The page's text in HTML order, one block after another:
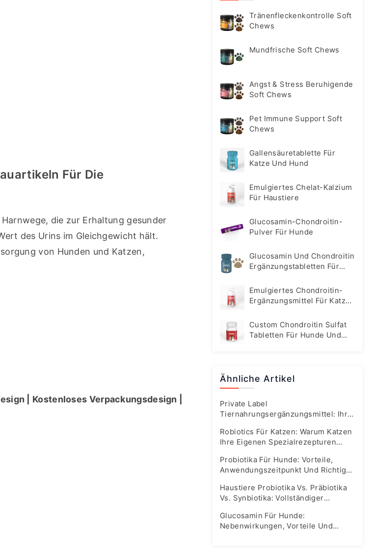
Für Die
die zur Erhaltung gesunder
des Urins im Gleichgewicht hält.
von Hunden und Katzen,
| Kostenloses Verpackungsdesign |
Tränenfleckenkontrolle Soft
Chews
Mundfrische Soft Chews
Angst & Stress Beruhigende
Soft Chews
Pet Immune Support Soft
Chews
Gallensäuretablette Für
Katze Und Hund
Emulgiertes Chelat-Kalzium
Für Haustiere
Glucosamin-Chondroitin-
Pulver Für Hunde
Glucosamin Und Chondroitin
Ergänzungstabletten Für
Emulgiertes Chondroitin-
Ergänzungsmittel Für Katzen
Custom Chondroitin Sulfat
Tabletten Für Hunde Und
Ähnliche Artikel
Private Label
Tiernahrungsergänzungsmittel: Ihr
Boomenden Markt Von Heute
Robiotics Für Katzen: Warum Katzen
Ihre Eigenen Spezialrezepturen
Probiotika Für Hunde: Vorteile,
Anwendungszeitpunkt Und Richtige
Haustiere Probiotika Vs. Präbiotika
Vs. Synbiotika: Vollständiger
Glucosamin Für Hunde:
Nebenwirkungen, Vorteile Und